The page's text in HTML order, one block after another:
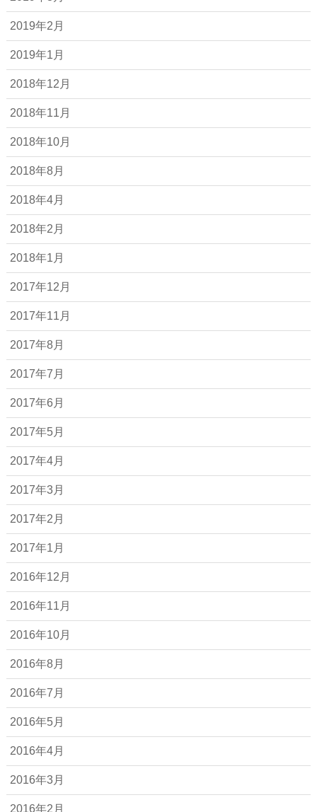
2019年2月
2019年1月
2018年12月
2018年11月
2018年10月
2018年8月
2018年4月
2018年2月
2018年1月
2017年12月
2017年11月
2017年8月
2017年7月
2017年6月
2017年5月
2017年4月
2017年3月
2017年2月
2017年1月
2016年12月
2016年11月
2016年10月
2016年8月
2016年7月
2016年5月
2016年4月
2016年3月
2016年2月